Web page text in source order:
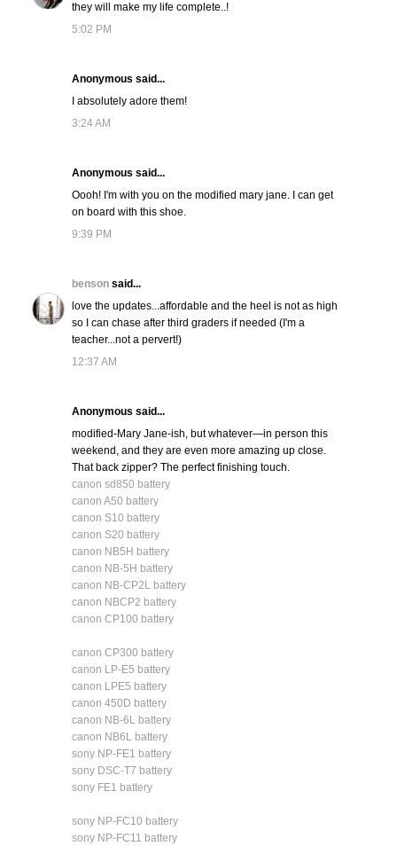
they will make my life complete..!
5:02 PM
Anonymous said...
I absolutely adore them!
3:24 AM
Anonymous said...
Oooh! I'm with you on the modified mary jane. I can get
on board with this shoe.
9:39 PM
benson said...
love the updates...affordable and the heel is not as high
so I can chase after third graders if needed (I'm a
teacher...not a pervert!)
12:37 AM
Anonymous said...
modified-Mary Jane-ish, but whatever—in person this
weekend, and they are even more amazing up close.
That back zipper? The perfect finishing touch.
canon sd850 battery
canon A50 battery
canon S10 battery
canon S20 battery
canon NB5H battery
canon NB-5H battery
canon NB-CP2L battery
canon NBCP2 battery
canon CP100 battery
canon CP300 battery
canon LP-E5 battery
canon LPE5 battery
canon 450D battery
canon NB-6L battery
canon NB6L battery
sony NP-FE1 battery
sony DSC-T7 battery
sony FE1 battery
sony NP-FC10 battery
sony NP-FC11 battery